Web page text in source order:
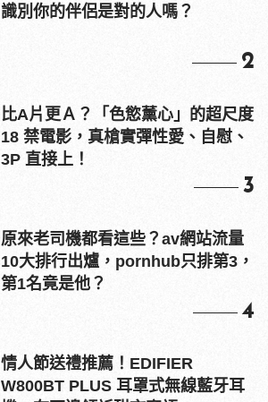
識別你的伴侶是對的人嗎？
2
比A片更Ａ？「色慾薰心」的超尺度
18 禁電影，真槍實彈性愛、自慰、
3P 直接上！
3
原來老司機都看這些？av網站流量
10大排行出爐，pornhub只排第3，
第1名竟是他？
4
情人節送禮推薦！EDIFIER
W800BT PLUS 耳罩式無線藍牙耳